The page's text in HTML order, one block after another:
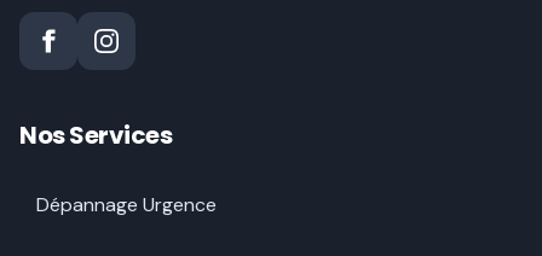
Nos Services
Dépannage Urgence